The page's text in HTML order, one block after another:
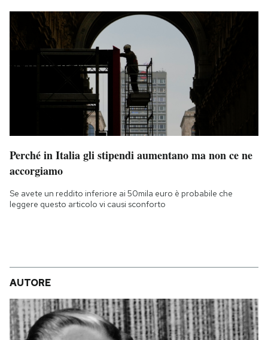
Perché in Italia gli stipendi aumentano ma non ce ne
accorgiamo
Se avete un reddito inferiore ai 50mila euro è probabile che
leggere questo articolo vi causi sconforto
AUTORE